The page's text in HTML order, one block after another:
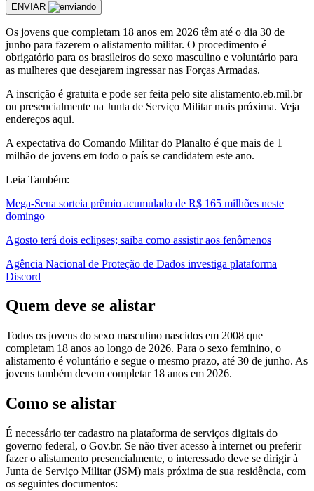
ENVIAR
Os jovens que completam 18 anos em 2026 têm até o dia 30 de
junho para fazerem o alistamento militar. O procedimento é
obrigatório para os brasileiros do sexo masculino e voluntário para
as mulheres que desejarem ingressar nas Forças Armadas.
A inscrição é gratuita e pode ser feita pelo site alistamento.eb.mil.br
ou presencialmente na Junta de Serviço Militar mais próxima. Veja
endereços aqui.
A expectativa do Comando Militar do Planalto é que mais de 1
milhão de jovens em todo o país se candidatem este ano.
Leia Também:
Mega-Sena sorteia prêmio acumulado de R$ 165 milhões neste
domingo
Agosto terá dois eclipses; saiba como assistir aos fenômenos
Agência Nacional de Proteção de Dados investiga plataforma
Discord
Quem deve se alistar
Todos os jovens do sexo masculino nascidos em 2008 que
completam 18 anos ao longo de 2026. Para o sexo feminino, o
alistamento é voluntário e segue o mesmo prazo, até 30 de junho. As
jovens também devem completar 18 anos em 2026.
Como se alistar
É necessário ter cadastro na plataforma de serviços digitais do
governo federal, o Gov.br. Se não tiver acesso à internet ou preferir
fazer o alistamento presencialmente, o interessado deve se dirigir à
Junta de Serviço Militar (JSM) mais próxima de sua residência, com
os seguintes documentos: